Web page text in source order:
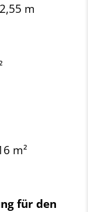
m
m²
für den